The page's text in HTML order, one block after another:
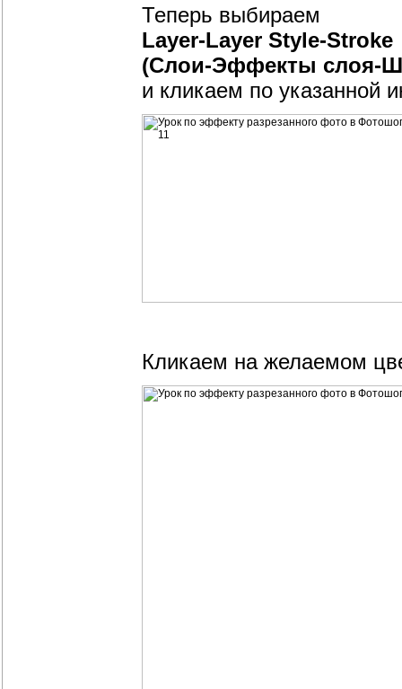
Теперь выбираем
Layer-Layer Style-Stroke
(Слои-Эффекты слоя-
и кликаем по указанной
Кликаем на желаемом